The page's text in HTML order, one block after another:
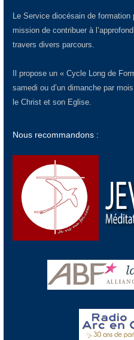
Le Service diocésain de
mission de contribuer à
travers divers parcours.
Il propose un « Cycle Long de
samedi ou d’un dimanche par
le Christ et son Eglise.
Nous recommandons :